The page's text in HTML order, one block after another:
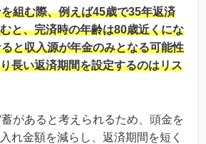
組む際、例えば45歳で35年返済
と、完済時の年齢は80歳近くにな
と収入源が年金のみとなる可能性
長い返済期間を設定するのはリス
があると考えられるため、頭金を
れ金額を減らし、返済期間を短く